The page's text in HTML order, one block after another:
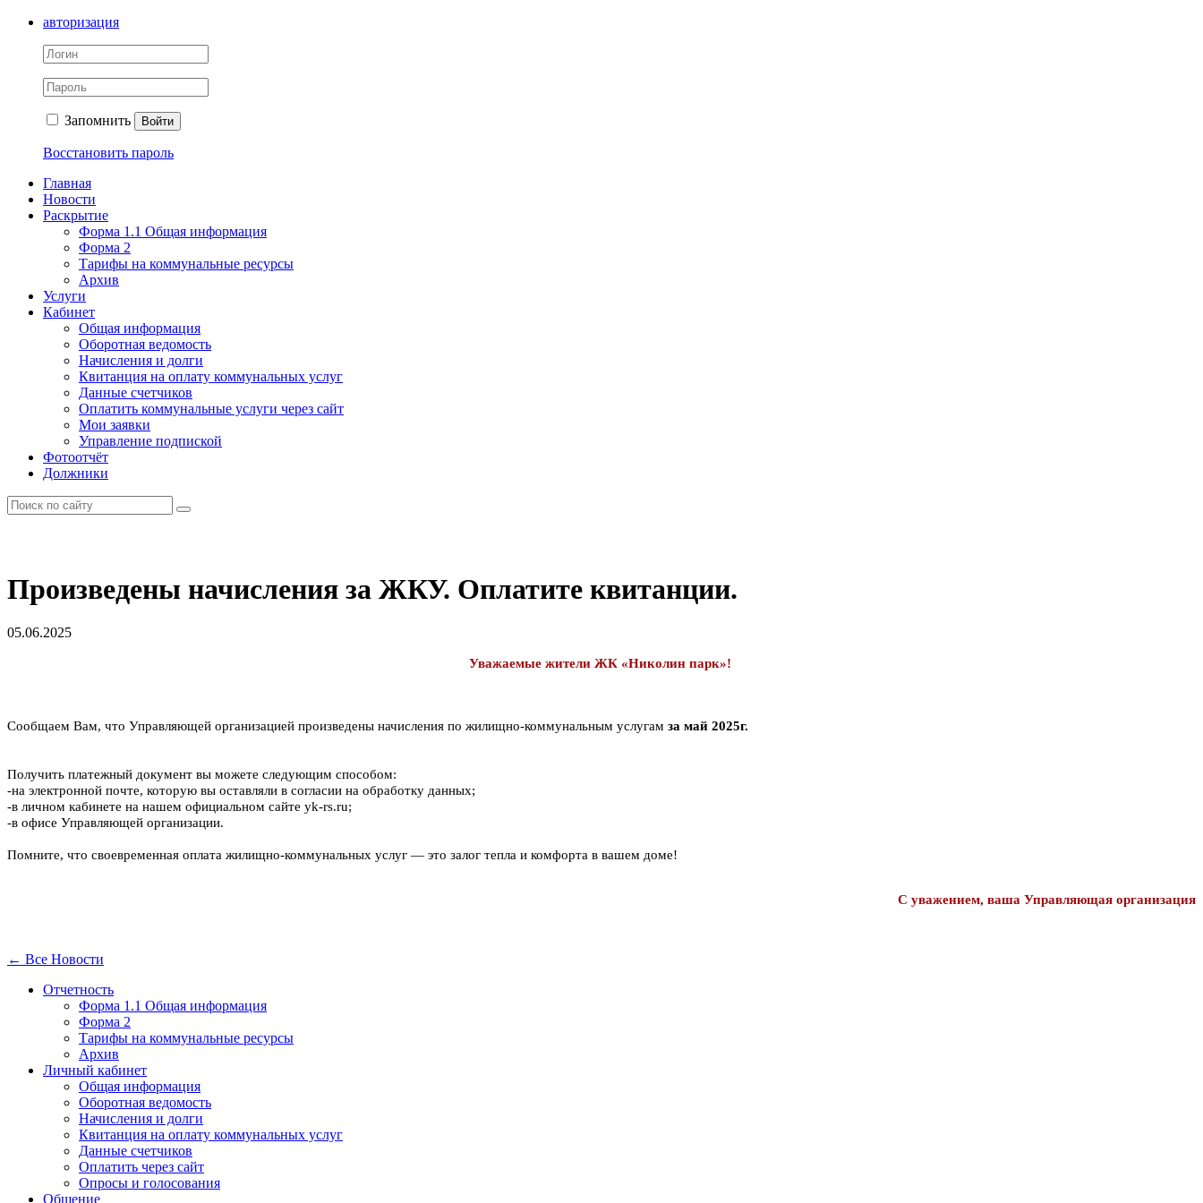
авторизация
Запомнить Войти
Восстановить пароль
Главная
Новости
Раскрытие
Форма 1.1 Общая информация
Форма 2
Тарифы на коммунальные ресурсы
Архив
Услуги
Кабинет
Общая информация
Оборотная ведомость
Начисления и долги
Квитанция на оплату коммунальных услуг
Данные счетчиков
Оплатить коммунальные услуги через сайт
Мои заявки
Управление подпиской
Фотоотчёт
Должники
Произведены начисления за ЖКУ. Оплатите квитанции.
05.06.2025
Уважаемые жители ЖК «Николин парк»!
Сообщаем Вам, что Управляющей организацией произведены начисления по жилищно-коммунальным услугам за май 2025г.
Получить платежный документ вы можете следующим способом:
-на электронной почте, которую вы оставляли в согласии на обработку данных;
-в личном кабинете на нашем официальном сайте yk-rs.ru;
-в офисе Управляющей организации.
Помните, что своевременная оплата жилищно-коммунальных услуг — это залог тепла и комфорта в вашем доме!
С уважением, ваша Управляющая организация
← Все Новости
Отчетность
Форма 1.1 Общая информация
Форма 2
Тарифы на коммунальные ресурсы
Архив
Личный кабинет
Общая информация
Оборотная ведомость
Начисления и долги
Квитанция на оплату коммунальных услуг
Данные счетчиков
Оплатить через сайт
Опросы и голосования
Общение